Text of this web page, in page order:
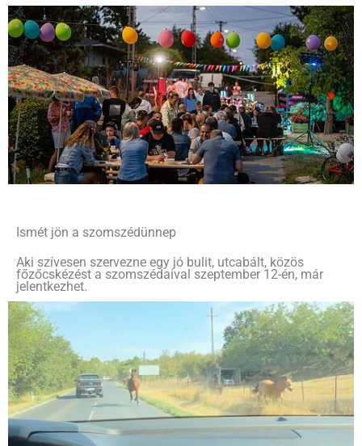
Ismét jön a szomszédünnep
Aki szívesen szervezne egy jó bulit, utcabált, közös
főzőcskézést a szomszédaival szeptember 12-én, már
jelentkezhet.